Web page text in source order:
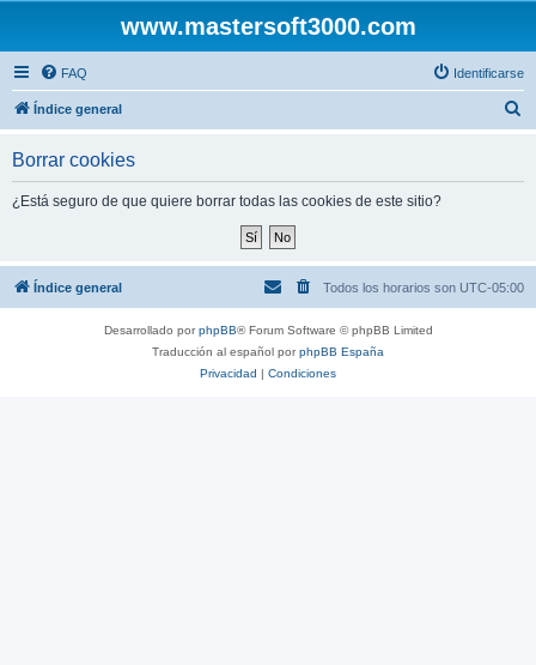
www.mastersoft3000.com
FAQ Identificarse
Índice general
Borrar cookies
¿Está seguro de que quiere borrar todas las cookies de este sitio?
Índice general Todos los horarios son UTC-05:00
Desarrollado porphpBB® Forum Software © phpBB Limited
Traducción al español porphpBB España
Privacidad | Condiciones